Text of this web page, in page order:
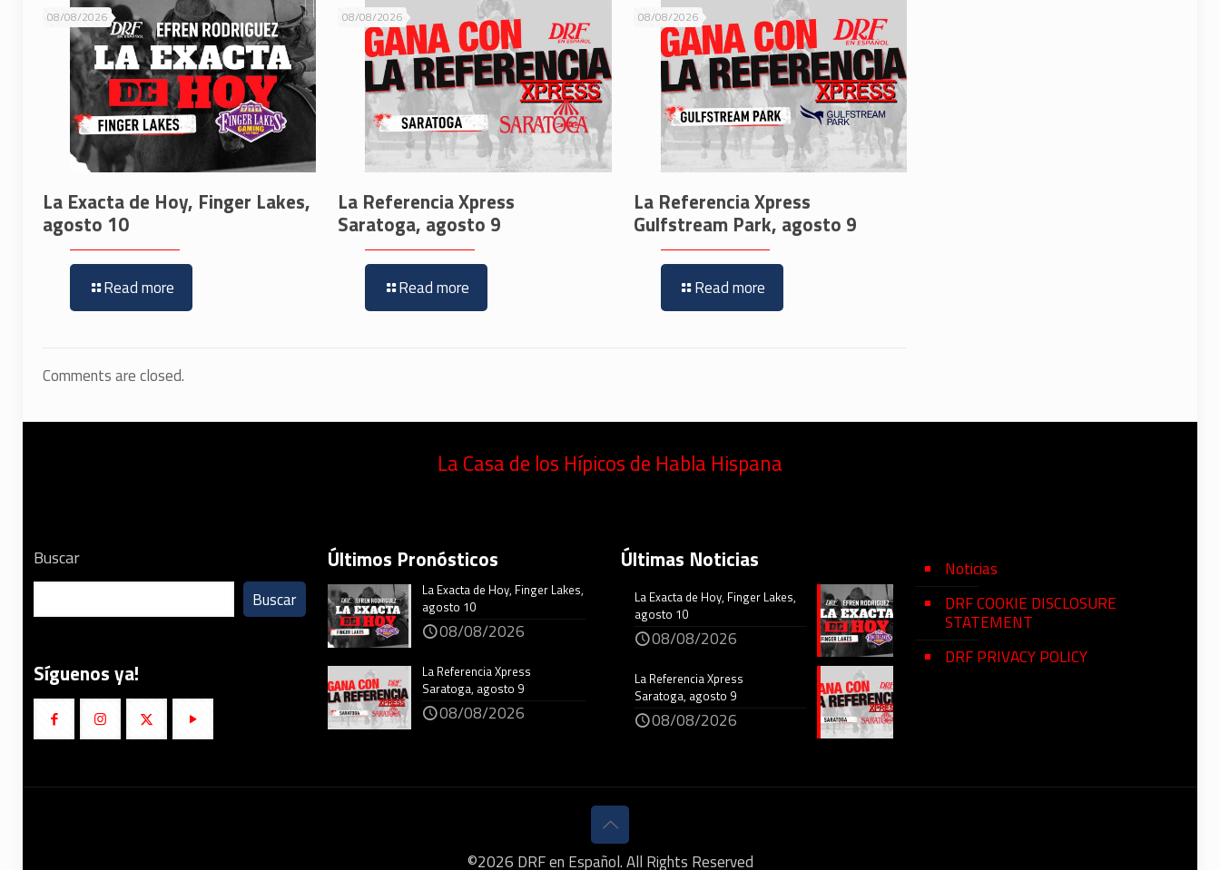
08/08/2026
La Exacta de Hoy, Finger Lakes,
agosto 10
Read more
08/08/2026
La Referencia Xpress
Saratoga, agosto 9
Read more
08/08/2026
La Referencia Xpress
Gulfstream Park, agosto 9
Read more
Comments are closed.
La Casa de los Hípicos de Habla Hispana
Buscar
Buscar
Síguenos ya!
Últimos Pronósticos
La Exacta de Hoy, Finger Lakes,
agosto 10
08/08/2026
La Referencia Xpress
Saratoga, agosto 9
08/08/2026
Últimas Noticias
La Exacta de Hoy, Finger Lakes,
agosto 10
08/08/2026
La Referencia Xpress
Saratoga, agosto 9
08/08/2026
Noticias
DRF COOKIE DISCLOSURE
STATEMENT
DRF PRIVACY POLICY
©2026 DRF en Español. All Rights Reserved